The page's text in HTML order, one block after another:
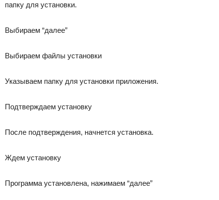
папку для установки.
Выбираем “далее”
Выбираем файлы установки
Указываем папку для установки приложения.
Подтверждаем установку
После подтверждения, начнется установка.
Ждем установку
Программа установлена, нажимаем “далее”